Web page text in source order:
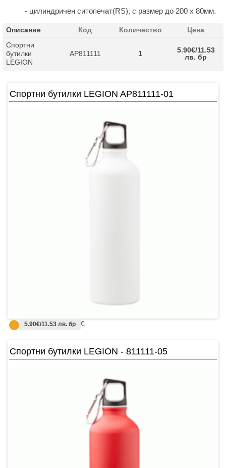
- цилиндричен ситопечат(RS), с размер до 200 х 80мм.
Описание Код Количество
Цена
Спортни
бутилки
LEGION
AP811111 1
5.90€/11.53
лв. бр
Спортни бутилки LEGION AP811111-01
5.90€/11.53 лв. бр €
Спортни бутилки LEGION - 811111-05